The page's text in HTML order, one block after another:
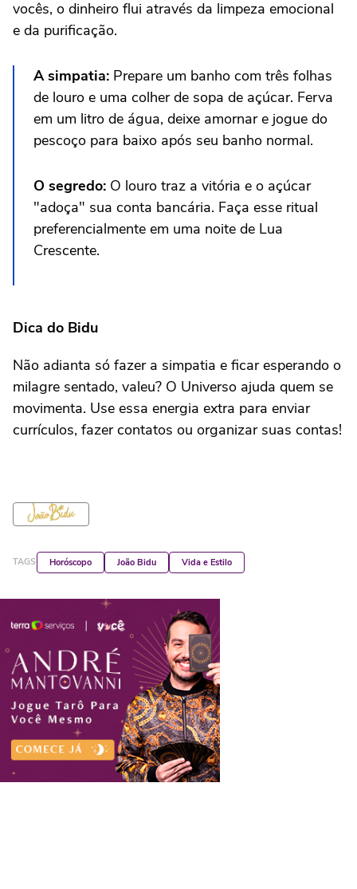
vocês, o dinheiro flui através da limpeza emocional
e da purificação.
A simpatia: Prepare um banho com três folhas
de louro e uma colher de sopa de açúcar. Ferva
em um litro de água, deixe amornar e jogue do
pescoço para baixo após seu banho normal.
O segredo: O louro traz a vitória e o açúcar
"adoça" sua conta bancária. Faça esse ritual
preferencialmente em uma noite de Lua
Crescente.
Dica do Bidu
Não adianta só fazer a simpatia e ficar esperando o
milagre sentado, valeu? O Universo ajuda quem se
movimenta. Use essa energia extra para enviar
currículos, fazer contatos ou organizar suas contas!
TAGS Horóscopo João Bidu Vida e Estilo